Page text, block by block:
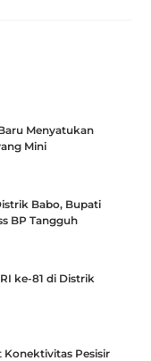
Menyatukan
Mini
Babo, Bupati
BP Tangguh
ke-81 di Distrik
Konektivitas Pesisir